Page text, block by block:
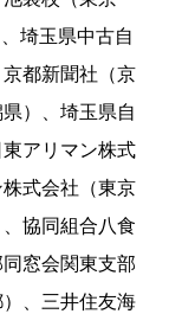
埼玉県中古自
都新聞社（京
）、埼玉県自
アリマン株式
式会社（東京
協同組合八食
窓会関東支部
）、三井住友海